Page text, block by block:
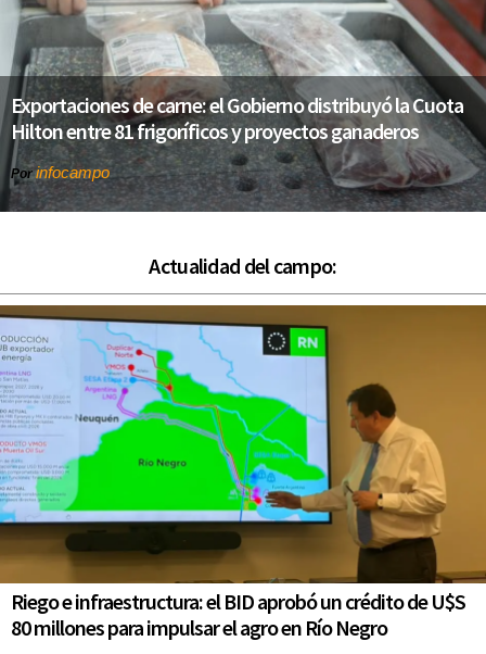
Exportaciones de carne: el Gobierno distribuyó la Cuota
Hilton entre 81 frigoríficos y proyectos ganaderos
Porinfocampo
Actualidad del campo:
Riego e infraestructura: el BID aprobó un crédito de U$S
80 millones para impulsar el agro en Río Negro